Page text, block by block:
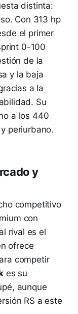
distinta:
Con 313 hp
el primer
0-100
de la
y la baja
a la
Su
a los 440
periurbano.
y
competitivo
con
rival es el
ofrece
competir
es su
aunque
RS a este